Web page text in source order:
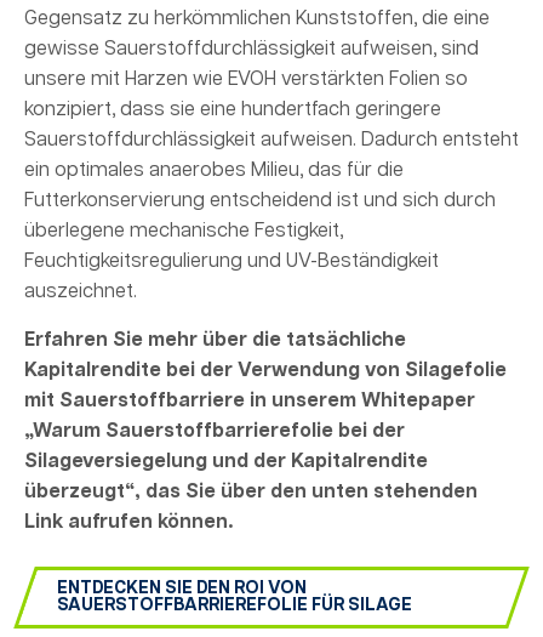
Gegensatz zu herkömmlichen Kunststoffen, die eine
gewisse Sauerstoffdurchlässigkeit aufweisen, sind
unsere mit Harzen wie EVOH verstärkten Folien so
konzipiert, dass sie eine hundertfach geringere
Sauerstoffdurchlässigkeit aufweisen. Dadurch entsteht
ein optimales anaerobes Milieu, das für die
Futterkonservierung entscheidend ist und sich durch
überlegene mechanische Festigkeit,
Feuchtigkeitsregulierung und UV-Beständigkeit
auszeichnet.
Erfahren Sie mehr über die tatsächliche
Kapitalrendite bei der Verwendung von Silagefolie
mit Sauerstoffbarriere in unserem Whitepaper
„Warum Sauerstoffbarrierefolie bei der
Silageversiegelung und der Kapitalrendite
überzeugt“, das Sie über den unten stehenden
Link aufrufen können.
ENTDECKEN SIE DEN ROI VON
SAUERSTOFFBARRIEREFOLIE FÜR SILAGE